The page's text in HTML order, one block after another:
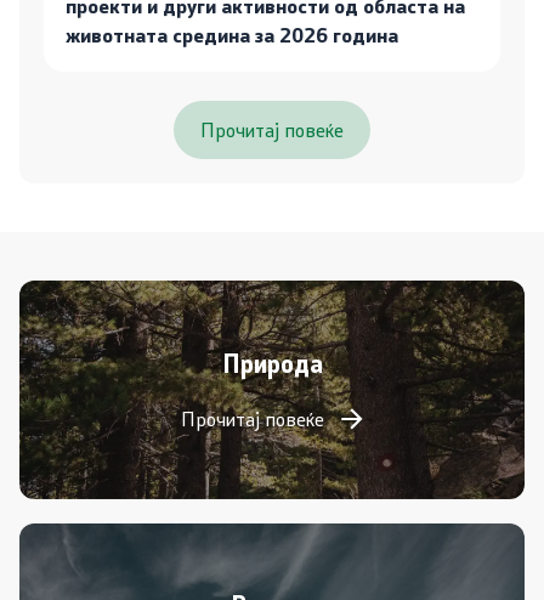
проекти и други активности од областа на
животната средина за 2026 година
Прочитај повеќе
Природа
Прочитај повеќе